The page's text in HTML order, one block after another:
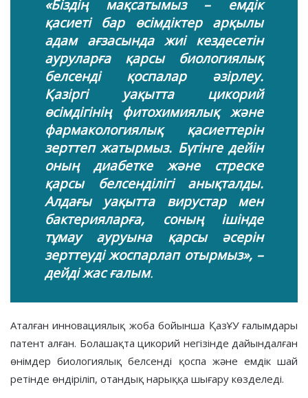
«Біздің мақсатымыз – емдік
қасиеті бар өсімдіктер арқылы
адам ағзасында жиі кездесетін
ауруларға қарсы биологиялық
белсенді қоспалар әзірлеу.
Қазіргі уақытта цикорий
өсімдігінің фитохимиялық және
фармакологиялық қасиеттерін
зерттеп жатырмыз. Бүгінге дейін
оның диабетке және стреске
қарсы белсенділігі анықталды.
Алдағы уақытта вирустар мен
бактерияларға, соның ішінде
тұмау ауруына қарсы әсерін
зерттеуді жоспарлап отырмыз», –
дейді жас ғалым.
Аталған инновациялық жоба бойынша ҚазҰУ ғалымдары
патент алған. Болашақта цикорий негізінде дайындалған
өнімдер биологиялық белсенді қоспа және емдік шай
ретінде өндіріліп, отандық нарыққа шығару көзделеді.